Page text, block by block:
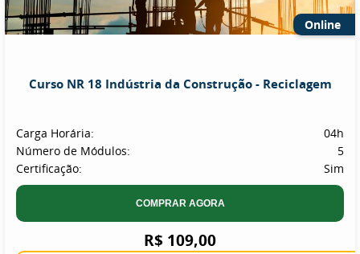
Online
Curso NR 18 Indústria da Construção - Reciclagem
Carga Horária:
04h
Número de Módulos:
5
Certificação:
Sim
COMPRAR AGORA
R$ 109,00